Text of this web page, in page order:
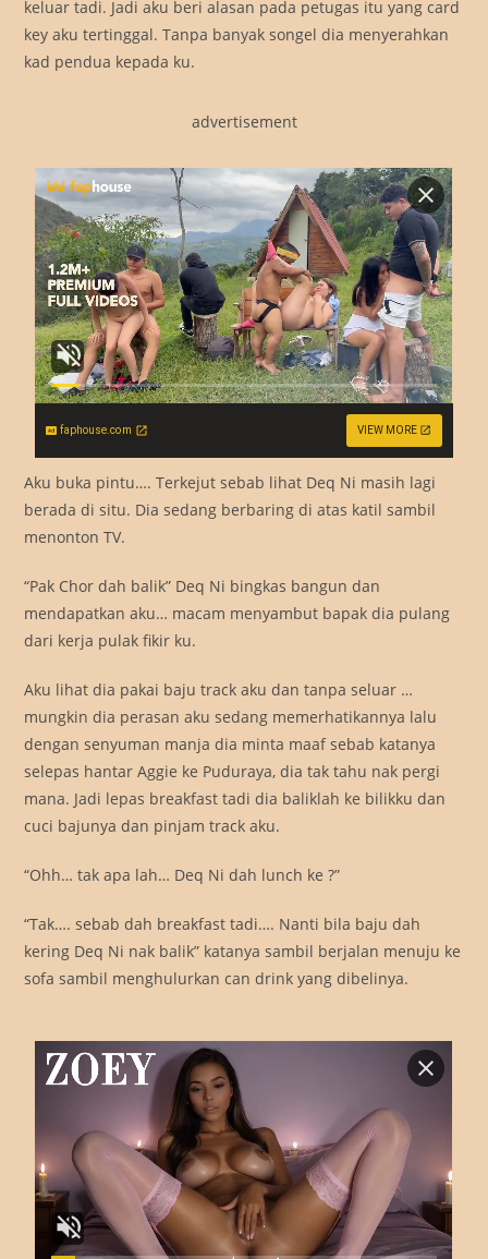
keluar tadi. Jadi aku beri alasan pada petugas itu yang card
key aku tertinggal. Tanpa banyak songel dia menyerahkan
kad pendua kepada ku.
advertisement
faphouse.com VIEW MORE
Aku buka pintu…. Terkejut sebab lihat Deq Ni masih lagi
berada di situ. Dia sedang berbaring di atas katil sambil
menonton TV.
“Pak Chor dah balik” Deq Ni bingkas bangun dan
mendapatkan aku… macam menyambut bapak dia pulang
dari kerja pulak fikir ku.
Aku lihat dia pakai baju track aku dan tanpa seluar …
mungkin dia perasan aku sedang memerhatikannya lalu
dengan senyuman manja dia minta maaf sebab katanya
selepas hantar Aggie ke Puduraya, dia tak tahu nak pergi
mana. Jadi lepas breakfast tadi dia baliklah ke bilikku dan
cuci bajunya dan pinjam track aku.
“Ohh… tak apa lah… Deq Ni dah lunch ke ?”
“Tak…. sebab dah breakfast tadi…. Nanti bila baju dah
kering Deq Ni nak balik” katanya sambil berjalan menuju ke
sofa sambil menghulurkan can drink yang dibelinya.